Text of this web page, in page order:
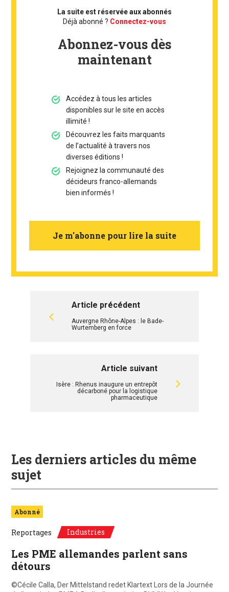
La suite est réservée aux abonnés
Déjà abonné ? Connectez-vous
Abonnez-vous dès
maintenant
Accédez à tous les articles
disponibles sur le site en accès
illimité !
Découvrez les faits marquants
de l’actualité à travers nos
diverses éditions !
Rejoignez la communauté des
décideurs franco-allemands
bien informés !
Je m'abonne pour lire la suite
Article précédent
Auvergne Rhône-Alpes : le Bade-
Wurtemberg en force
Article suivant
Isère : Rhenus inaugure un entrepôt
décarboné pour la logistique
pharmaceutique
Les derniers articles du même
sujet
Abonné
Reportages Industries
Les PME allemandes parlent sans
détours
©Cécile Calla, Der Mittelstand redet Klartext Lors de la Journée